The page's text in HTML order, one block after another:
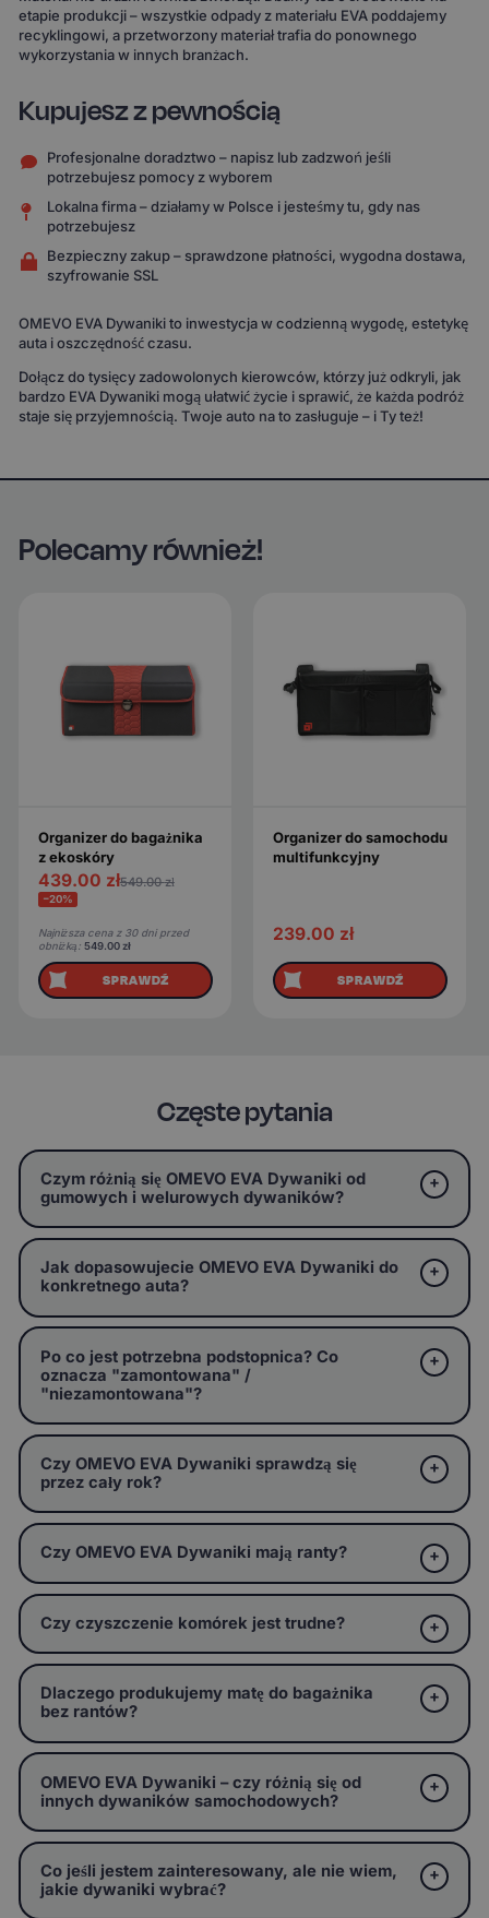
etapie produkcji – wszystkie odpady z materiału EVA poddajemy
recyklingowi, a przetworzony materiał trafia do ponownego
wykorzystania w innych branżach.
Kupujesz z pewnością
Profesjonalne doradztwo – napisz lub zadzwoń jeśli
potrzebujesz pomocy z wyborem
Lokalna firma – działamy w Polsce i jesteśmy tu, gdy nas
potrzebujesz
Bezpieczny zakup – sprawdzone płatności, wygodna dostawa,
szyfrowanie SSL
OMEVO EVA Dywaniki to inwestycja w codzienną wygodę, estetykę
auta i oszczędność czasu.
Dołącz do tysięcy zadowolonych kierowców, którzy już odkryli, jak
bardzo EVA Dywaniki mogą ułatwić życie i sprawić, że każda podróż
staje się przyjemnością. Twoje auto na to zasługuje – i Ty też!
Polecamy również!
Organizer do bagażnika
z ekoskóry
439.00 zł549.00zł
−20%
Najniższa cena z 30 dni przed
obniżką: 549.00zł
SPRAWDŹ
Organizer do samochodu
multifunkcyjny
239.00 zł
SPRAWDŹ
Częste pytania
Czym różnią się OMEVO EVA Dywaniki od
gumowych i welurowych dywaników?
Jak dopasowujecie OMEVO EVA Dywaniki do
konkretnego auta?
Po co jest potrzebna podstopnica? Co
oznacza "zamontowana" /
"niezamontowana"?
Czy OMEVO EVA Dywaniki sprawdzą się
przez cały rok?
Czy OMEVO EVA Dywaniki mają ranty?
Czy czyszczenie komórek jest trudne?
Dlaczego produkujemy matę do bagażnika
bez rantów?
OMEVO EVA Dywaniki – czy różnią się od
innych dywaników samochodowych?
Co jeśli jestem zainteresowany, ale nie wiem,
jakie dywaniki wybrać?